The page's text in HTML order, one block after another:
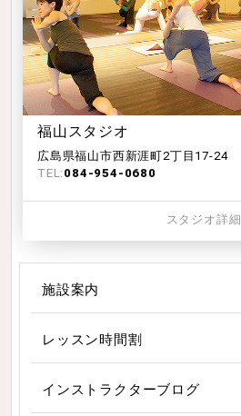
福山スタジオ
広島県福山市西新涯町2丁目17-24
TEL: 084-954-0680
スタジオ詳細
施設案内
レッスン時間割
インストラクターブログ